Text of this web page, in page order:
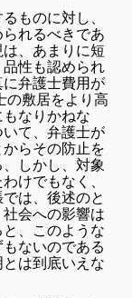
ものに対し、
れるべきであ
、あまりに短
性も認められ
弁護士費用が
敷居をより高
なりかねな
て、弁護士が
らその防止を
しかし、対象
けでもなく、
は、後述のと
会への影響は
、このような
ないのである
は到底いえな